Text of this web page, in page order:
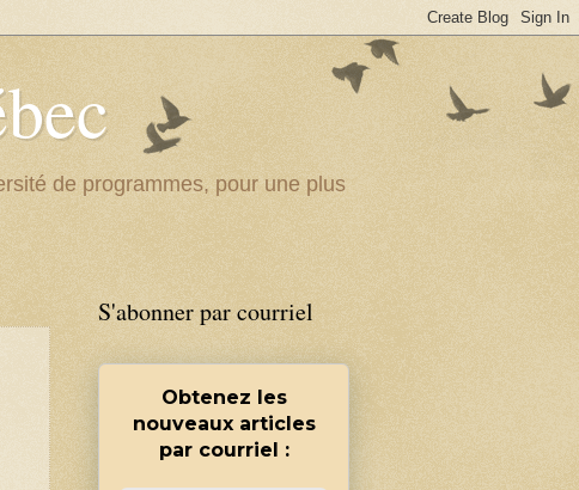
de programmes, pour une plus
S'abonner par courriel
Obtenez les
nouveaux articles
par courriel :